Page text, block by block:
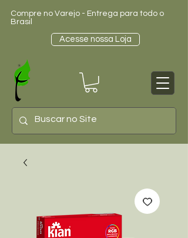
Compre no Varejo - Entrega para todo o
Brasil
Acesse nossa Loja